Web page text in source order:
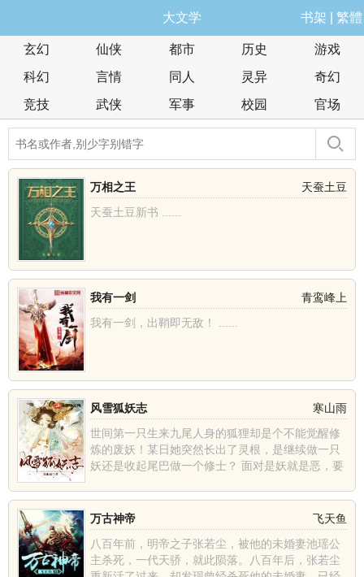
大文学 书架 繁體
玄幻 仙侠 都市 历史
游戏
科幻
言情 同人 灵异
奇幻
竞技
武侠 军事 校园 官场
天蚕土豆
万相之王
天蚕土豆新书 ......
青鸾峰上
我有一剑
我有一剑，出鞘即无敌！ ......
寒山雨
风雪狐妖志
世间第一只生来九尾人身的狐狸却是个不能觉醒修
炼的废妖！某日她突然长出了灵根，是继续做一只
妖还是收起尾巴做一个修士？ 面对是妖就是恶，要
飞天鱼
万古神帝
八百年前，明帝之子张若尘，被他的未婚妻池瑶公
主杀死，一代天骄，就此陨落。八百年后，张若尘